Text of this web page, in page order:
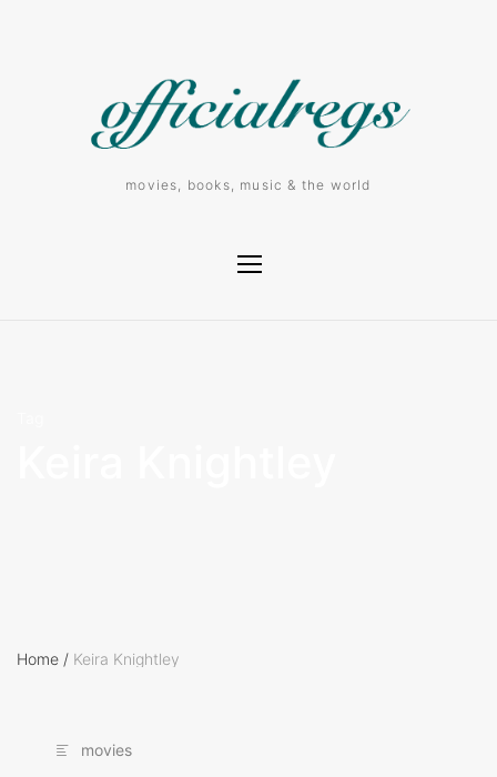
movies, books, music & the world
Home / Keira Knightley
movies